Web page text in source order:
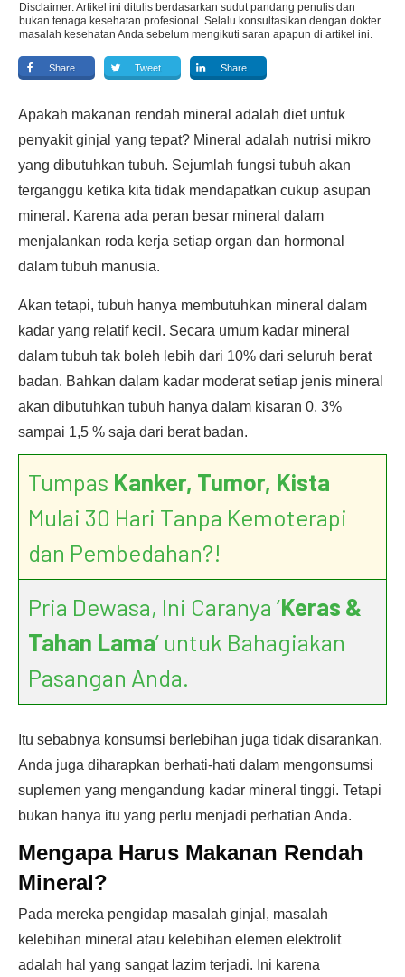
Disclaimer: Artikel ini ditulis berdasarkan sudut pandang penulis dan
bukan tenaga kesehatan profesional. Selalu konsultasikan dengan dokter
masalah kesehatan Anda sebelum mengikuti saran apapun di artikel ini.
Share Tweet Share
Apakah makanan rendah mineral adalah diet untuk
penyakit ginjal yang tepat? Mineral adalah nutrisi mikro
yang dibutuhkan tubuh. Sejumlah fungsi tubuh akan
terganggu ketika kita tidak mendapatkan cukup asupan
mineral. Karena ada peran besar mineral dalam
menjalankan roda kerja setiap organ dan hormonal
dalam tubuh manusia.
Akan tetapi, tubuh hanya membutuhkan mineral dalam
kadar yang relatif kecil. Secara umum kadar mineral
dalam tubuh tak boleh lebih dari 10% dari seluruh berat
badan. Bahkan dalam kadar moderat setiap jenis mineral
akan dibutuhkan tubuh hanya dalam kisaran 0, 3%
sampai 1,5 % saja dari berat badan.
Tumpas Kanker, Tumor, Kista
Mulai 30 Hari Tanpa Kemoterapi
dan Pembedahan?!
Pria Dewasa, Ini Caranya ‘Keras &
Tahan Lama’ untuk Bahagiakan
Pasangan Anda.
Itu sebabnya konsumsi berlebihan juga tidak disarankan.
Anda juga diharapkan berhati-hati dalam mengonsumsi
suplemen yang mengandung kadar mineral tinggi. Tetapi
bukan hanya itu yang perlu menjadi perhatian Anda.
Mengapa Harus Makanan Rendah
Mineral?
Pada mereka pengidap masalah ginjal, masalah
kelebihan mineral atau kelebihan elemen elektrolit
adalah hal yang sangat lazim terjadi. Ini karena